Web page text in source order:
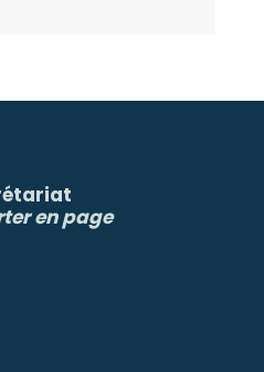
en page